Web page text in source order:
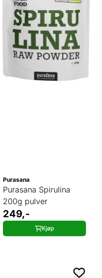
Purasana
Purasana Spirulina
200g pulver
249,-
Kjøp